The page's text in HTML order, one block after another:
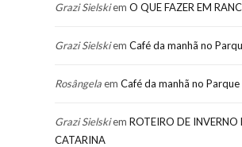
Grazi Sielskiem O QUE FAZER EM
Grazi Sielskiem Café da manhã no
Rosângelaem Café da manhã no Parque
Grazi Sielskiem ROTEIRO DE INVERNO
CATARINA